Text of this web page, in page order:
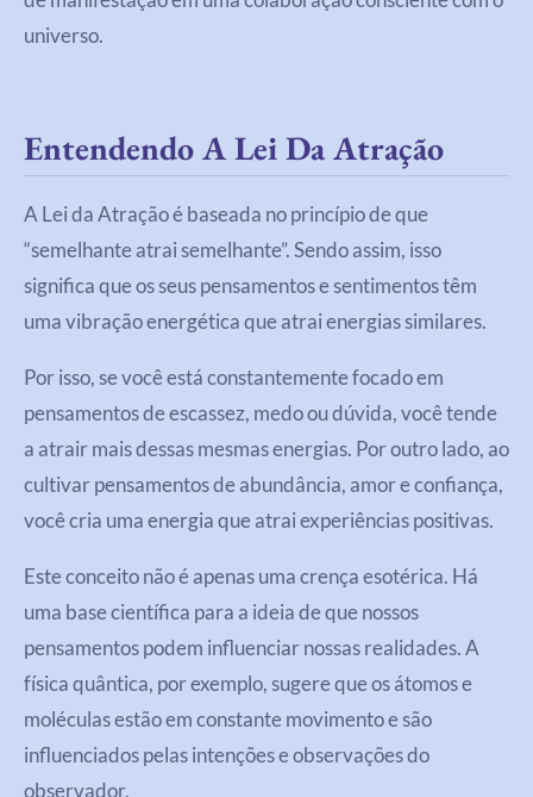
universo.
Entendendo A Lei Da Atração
A Lei da Atração é baseada no princípio de que
“semelhante atrai semelhante”. Sendo assim, isso
significa que os seus pensamentos e sentimentos têm
uma vibração energética que atrai energias similares.
Por isso, se você está constantemente focado em
pensamentos de escassez, medo ou dúvida, você tende
a atrair mais dessas mesmas energias. Por outro lado, ao
cultivar pensamentos de abundância, amor e confiança,
você cria uma energia que atrai experiências positivas.
Este conceito não é apenas uma crença esotérica. Há
uma base científica para a ideia de que nossos
pensamentos podem influenciar nossas realidades. A
física quântica, por exemplo, sugere que os átomos e
moléculas estão em constante movimento e são
influenciados pelas intenções e observações do
observador.